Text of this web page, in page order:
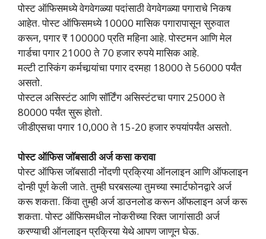
पोस्ट ऑफिसमध्ये वेगवेगळ्या पदांसाठी वेगवेगळ्या पगाराचे निकष
आहेत. पोस्ट ऑफिसमध्ये 10000 मासिक पगारापासून सुरुवात
करून, पगार ₹ 100000 प्रति महिना आहे. पोस्टमन आणि मेल
गार्डचा पगार 21000 ते 70 हजार रुपये मासिक आहे.
मल्टी टास्किंग कर्मचार्‍यांचा पगार दरमहा 18000 ते 56000 पर्यंत
असतो.
पोस्टल असिस्टंट आणि सॉर्टिंग असिस्टंटचा पगार 25000 ते
80000 पर्यंत सुरू होतो.
जीडीएसचा पगार 10,000 ते 15-20 हजार रुपयांपर्यंत असतो.
पोस्ट ऑफिस जॉबसाठी अर्ज कसा करावा
पोस्ट ऑफिस जॉबसाठी नोंदणी प्रक्रिया ऑनलाइन आणि ऑफलाइन
दोन्ही पूर्ण केली जाते. तुम्ही घरबसल्या तुमच्या स्मार्टफोनद्वारे अर्ज
करू शकता. किंवा तुम्ही अर्ज डाउनलोड करून ऑफलाइन अर्ज करू
शकता. पोस्ट ऑफिसमधील नोकरीच्या रिक्त जागांसाठी अर्ज
करण्याची ऑनलाइन प्रक्रिया येथे आपण जाणून घेऊ.